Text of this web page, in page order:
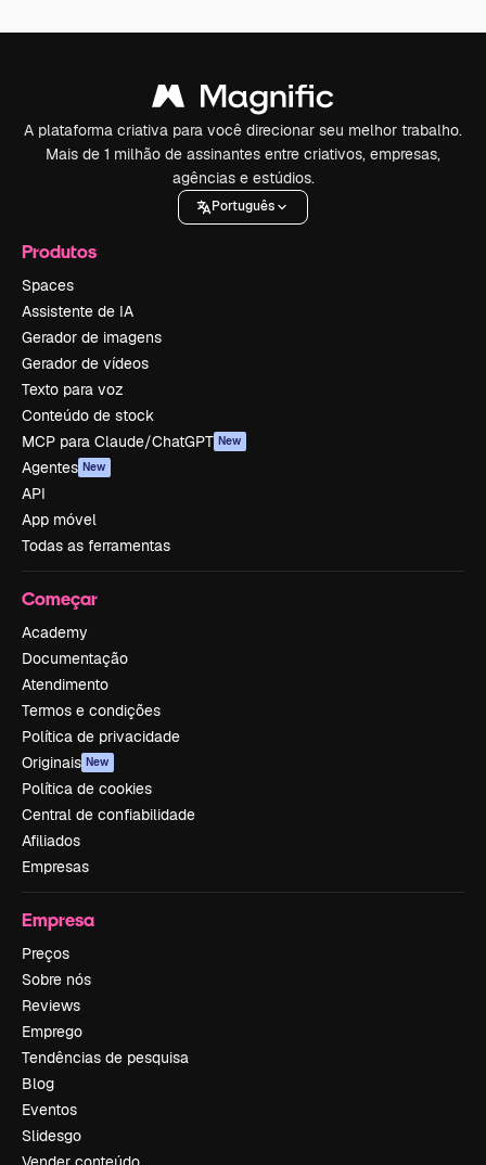
A plataforma criativa para você direcionar seu melhor trabalho.
Mais de 1 milhão de assinantes entre criativos, empresas,
agências e estúdios.
Português
Produtos
Spaces
Assistente de IA
Gerador de imagens
Gerador de vídeos
Texto para voz
Conteúdo de stock
MCP para Claude/ChatGPT New
Agentes New
API
App móvel
Todas as ferramentas
Começar
Academy
Documentação
Atendimento
Termos e condições
Política de privacidade
Originais New
Política de cookies
Central de confiabilidade
Afiliados
Empresas
Empresa
Preços
Sobre nós
Reviews
Emprego
Tendências de pesquisa
Blog
Eventos
Slidesgo